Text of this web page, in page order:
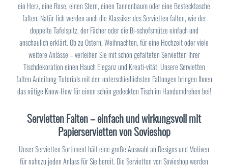
ein Herz, eine Rose, einen Stern, einen Tannenbaum oder eine Bestecktasche
falten. Natür-lich werden auch die Klassiker des Servietten falten, wie der
doppelte Tafelspitz, der Fächer oder die Bi-schofsmütze einfach und
anschaulich erklärt. Ob zu Ostern, Weihnachten, für eine Hochzeit oder viele
weitere Anlässe – verleihen Sie mit schön gefalteten Servietten Ihrer
Tischdekoration einen Hauch Eleganz und Kreati-vität. Unsere Servietten
falten Anleitung-Tutorials mit den unterschiedlichsten Faltungen bringen Ihnen
das nötige Know-How für einen schön gedeckten Tisch im Handumdrehen bei!
Servietten Falten – einfach und wirkungsvoll mit
Papierservietten von Sovieshop
Unser Servietten Sortiment hält eine große Auswahl an Designs und Motiven
für nahezu jeden Anlass für Sie bereit. Die Servietten von Sovieshop werden